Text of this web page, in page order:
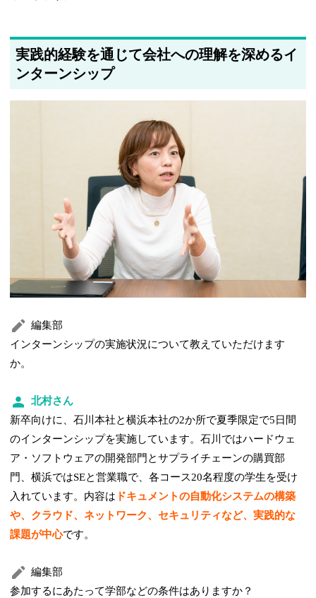
実践的経験を通じて会社への理解を深めるイ
ンターンシップ
編集部
インターンシップの実施状況について教えていただけます
か。
北村さん
新卒向けに、石川本社と横浜本社の2か所で夏季限定で5日間
のインターンシップを実施しています。石川ではハードウェ
ア・ソフトウェアの開発部門とサプライチェーンの購買部
門、横浜ではSEと営業職で、各コース20名程度の学生を受け
入れています。内容は ドキュメントの自動化システムの構築
や、クラウド、ネットワーク、セキュリティなど、実践的な
課題が中心です。
編集部
参加するにあたって学部などの条件はありますか？